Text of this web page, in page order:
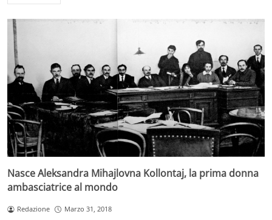
Nasce Aleksandra Mihajlovna Kollontaj, la prima donna
ambasciatrice al mondo
Redazione Marzo 31, 2018